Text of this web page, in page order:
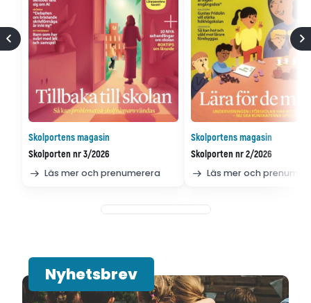
Skolportens magasin
Skolporten nr 3/2026
Läs mer och prenumerera
Skolportens magasin
Skolporten nr 2/2026
Läs mer och
Nyhetsbrev